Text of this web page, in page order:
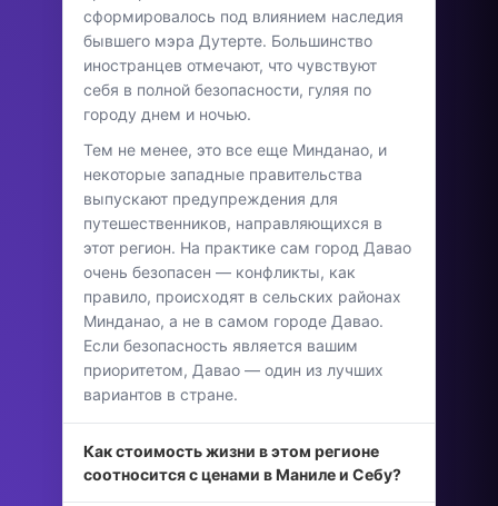
сформировалось под влиянием наследия
бывшего мэра Дутерте. Большинство
иностранцев отмечают, что чувствуют
себя в полной безопасности, гуляя по
городу днем и ночью.
Тем не менее, это все еще Минданао, и
некоторые западные правительства
выпускают предупреждения для
путешественников, направляющихся в
этот регион. На практике сам город Давао
очень безопасен — конфликты, как
правило, происходят в сельских районах
Минданао, а не в самом городе Давао.
Если безопасность является вашим
приоритетом, Давао — один из лучших
вариантов в стране.
Как стоимость жизни в этом регионе
соотносится с ценами в Маниле и Себу?